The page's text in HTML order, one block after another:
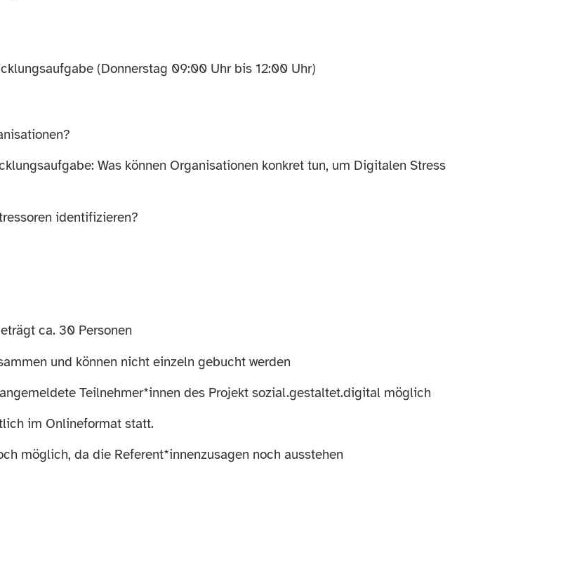
(Donnerstag 09:00 Uhr bis 12:00 Uhr)
Was können Organisationen konkret tun, um Digitalen Stress
identifizieren?
ca. 30 Personen
und können nicht einzeln gebucht werden
Teilnehmer*innen des Projekt sozial.gestaltet.digital möglich
im Onlineformat statt.
möglich, da die Referent*innenzusagen noch ausstehen